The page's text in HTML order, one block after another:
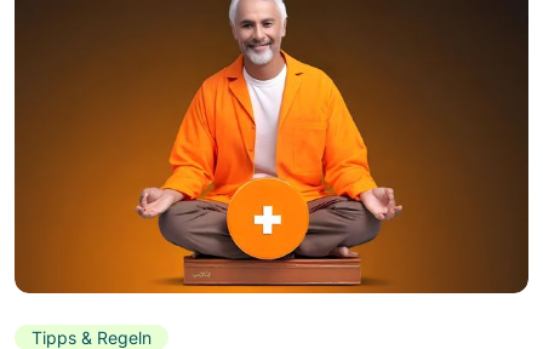
Tipps & Regeln